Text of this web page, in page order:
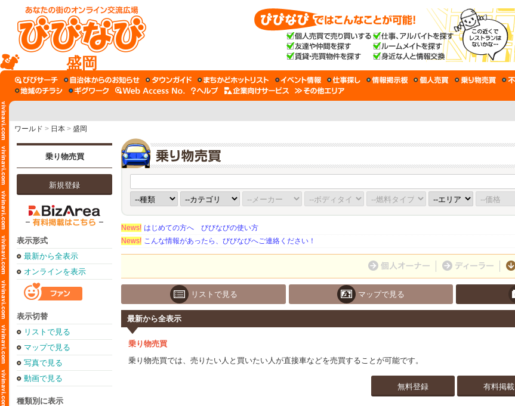
盛岡
ワールド > 日本 > 盛岡
乗り物売買
新規登録
表示形式
最新から全表示
オンラインを表示
表示切替
リストで見る
マップで見る
写真で見る
動画で見る
種類別に表示
News! はじめての方へ びびなびの使い方
News! こんな情報があったら、びびなびへご連絡ください！
リストで見る マップで見る
最新から全表示
乗り物売買
乗り物売買では、売りたい人と買いたい人が直接車などを売買することが可能です。
無料登録 有料掲載